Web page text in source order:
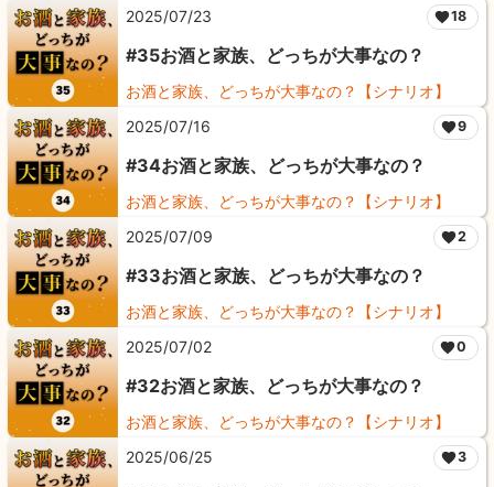
2025/07/23 18
#35お酒と家族、どっちが大事なの？
お酒と家族、どっちが大事なの？【シナリオ】
2025/07/16
9
#34お酒と家族、どっちが大事なの？
お酒と家族、どっちが大事なの？【シナリオ】
2025/07/09
2
#33お酒と家族、どっちが大事なの？
お酒と家族、どっちが大事なの？【シナリオ】
2025/07/02
0
#32お酒と家族、どっちが大事なの？
お酒と家族、どっちが大事なの？【シナリオ】
2025/06/25
3